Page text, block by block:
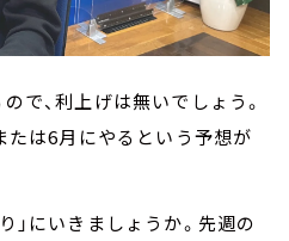
で、利上げは無いでしょう。
たは6月にやるという予想が
」にいきましょうか。先週の